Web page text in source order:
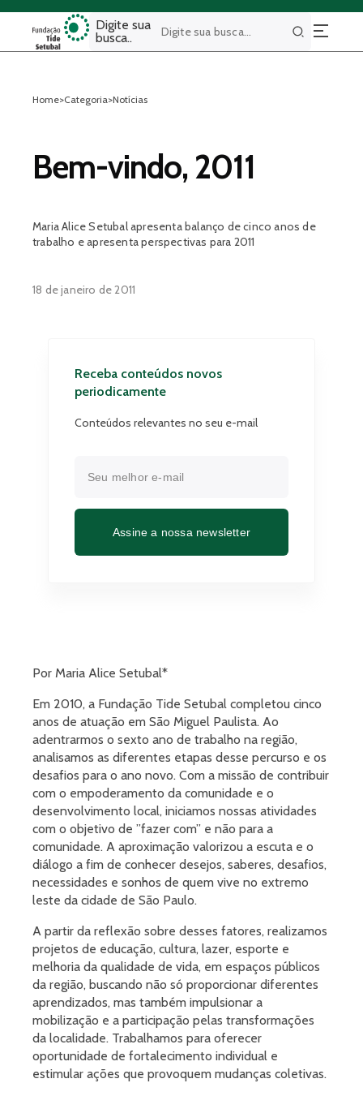
Digite sua
busca..
Buscar
Home>Categoria>Notícias
Bem-vindo, 2011
Maria Alice Setubal apresenta balanço de cinco anos de
trabalho e apresenta perspectivas para 2011
18 de janeiro de 2011
Por Maria Alice Setubal*
Em 2010, a Fundação Tide Setubal completou cinco
anos de atuação em São Miguel Paulista. Ao
adentrarmos o sexto ano de trabalho na região,
analisamos as diferentes etapas desse percurso e os
desafios para o ano novo. Com a missão de contribuir
com o empoderamento da comunidade e o
desenvolvimento local, iniciamos nossas atividades
com o objetivo de ”fazer com” e não para a
comunidade. A aproximação valorizou a escuta e o
diálogo a fim de conhecer desejos, saberes, desafios,
necessidades e sonhos de quem vive no extremo
leste da cidade de São Paulo.
A partir da reflexão sobre desses fatores, realizamos
projetos de educação, cultura, lazer, esporte e
melhoria da qualidade de vida, em espaços públicos
da região, buscando não só proporcionar diferentes
aprendizados, mas também impulsionar a
mobilização e a participação pelas transformações
da localidade. Trabalhamos para oferecer
oportunidade de fortalecimento individual e
estimular ações que provoquem mudanças coletivas.
Receba conteúdos novos
periodicamente
Conteúdos relevantes no seu e-mail
Assine a nossa newsletter